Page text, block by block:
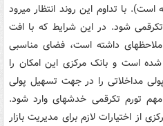
است). با تداوم این روند انتظار می­رود
شود. در این شرایط که با افت
داشته است، فضای مناسبی
است و بانک مرکزی این امکان را
مداخلاتی را در جهت تسهیل پولی
تورم تک­رقمی خدشه­ای وارد شود.
از اختیارات لازم برای مدیریت بازار